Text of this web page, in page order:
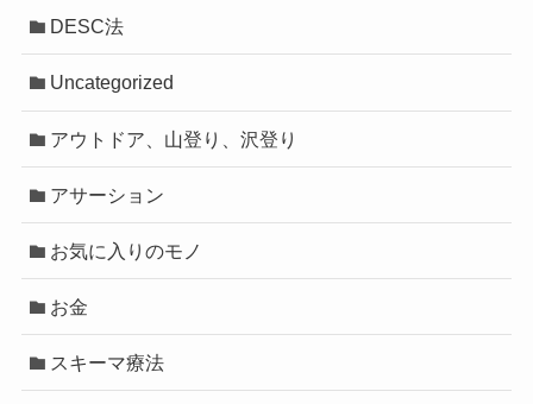
DESC法
Uncategorized
アウトドア、山登り、沢登り
アサーション
お気に入りのモノ
お金
スキーマ療法